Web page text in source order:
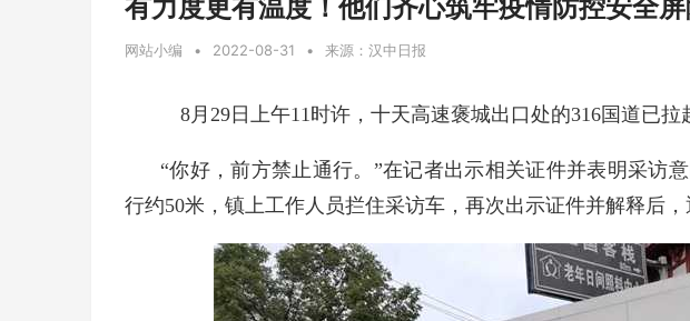
有力度更有温度！他们齐心筑牢疫情防控安全
网站小编 • 2022-08-31 • 来源：汉中日报
8月29日上午11时许，十天高速褒城出口处的316国道已拉
“你好，前方禁止通行。”在记者出示相关证件并表明采访
行约50米，镇上工作人员拦住采访车，再次出示证件并解释后，